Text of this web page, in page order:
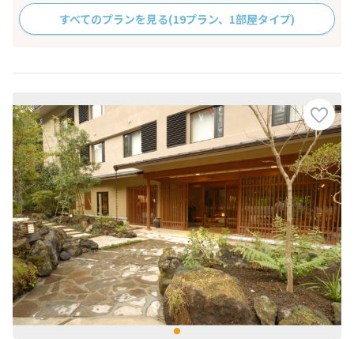
すべてのプランを見る(19プラン、1部屋タイプ)